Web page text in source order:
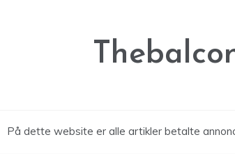
På dette website er alle artikler betalte